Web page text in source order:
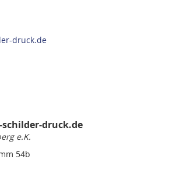
druck.de
druck.de
e.K.
54b